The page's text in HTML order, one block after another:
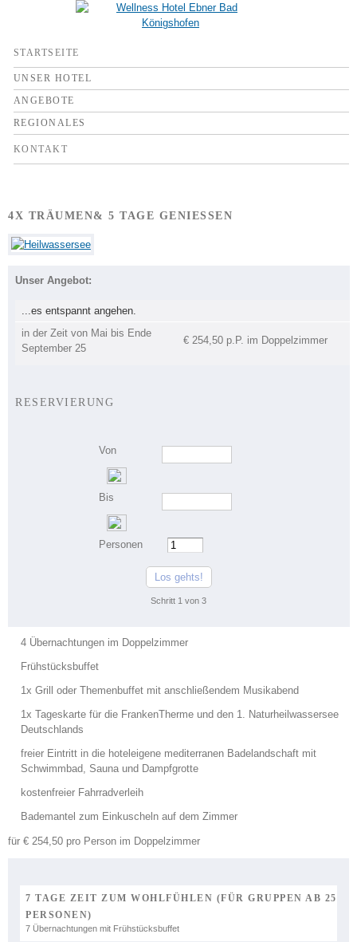
Direkt
zum
WELLNESS
BAD
KÖNIGSHOFEN
STARTSEITE
UNSER HOTEL
ANGEBOTE
REGIONALES
KONTAKT
4X TRÄUMEN& 5 TAGE GENIESSEN
Unser Angebot:
...es entspannt angehen.
in der Zeit von Mai bis Ende
September 25
€ 254,50 p.P. im Doppelzimmer
RESERVIERUNG
Von
Bis
Personen
Los gehts!
Schritt 1 von 3
4 Übernachtungen im Doppelzimmer
Frühstücksbuffet
1x Grill oder Themenbuffet mit anschließendem Musikabend
1x Tageskarte für die FrankenTherme und den 1. Naturheilwassersee
Deutschlands
freier Eintritt in die hoteleigene mediterranen Badelandschaft mit
Schwimmbad, Sauna und Dampfgrotte
kostenfreier Fahrradverleih
Bademantel zum Einkuscheln auf dem Zimmer
für € 254,50 pro Person im Doppelzimmer
7 TAGE ZEIT ZUM WOHLFÜHLEN (FÜR GRUPPEN AB 25
PERSONEN)
7 Übernachtungen mit Frühstücksbuffet